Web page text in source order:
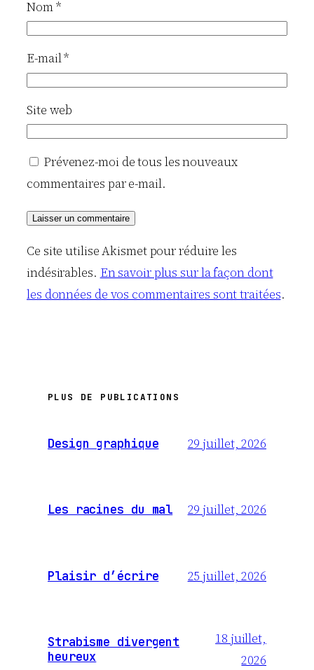
Nom*
E-mail*
Site web
Prévenez-moi de tous les nouveaux
commentaires par e-mail.
Ce site utilise Akismet pour réduire les
indésirables. En savoir plus sur la façon dont
les données de vos commentaires sont traitées.
PLUS DE PUBLICATIONS
Design graphique 29 juillet, 2026
Les racines du mal 29 juillet, 2026
Plaisir d’écrire 25 juillet, 2026
Strabisme divergent
heureux
18 juillet,
2026